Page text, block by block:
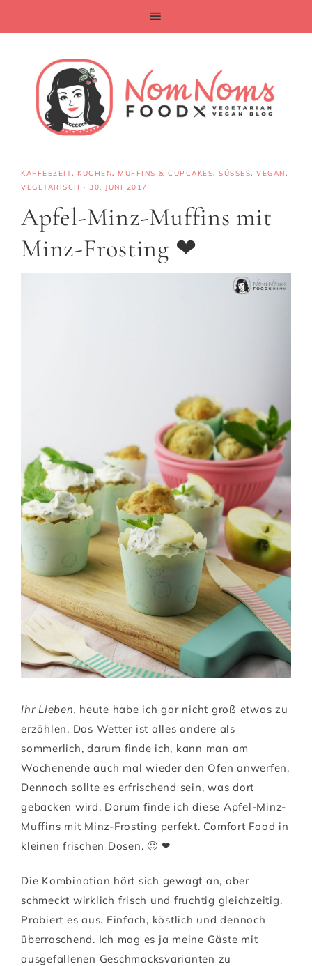
KAFFEEZEIT, KUCHEN, MUFFINS & CUPCAKES, SÜSSES , VEGAN,
VEGETARISCH · 30. JUNI 2017
Apfel-Minz-Muffins mit
Minz-Frosting ❤
Ihr Lieben, heute habe ich gar nicht groß etwas zu
erzählen. Das Wetter ist alles andere als
sommerlich, darum finde ich, kann man am
Wochenende auch mal wieder den Ofen anwerfen.
Dennoch sollte es erfrischend sein, was dort
gebacken wird. Darum finde ich diese Apfel-Minz-
Muffins mit Minz-Frosting perfekt. Comfort Food in
kleinen frischen Dosen. 🙂 ❤
Die Kombination hört sich gewagt an, aber
schmeckt wirklich frisch und fruchtig gleichzeitig.
Probiert es aus. Einfach, köstlich und dennoch
überraschend. Ich mag es ja meine Gäste mit
ausgefallenen Geschmacksvarianten zu